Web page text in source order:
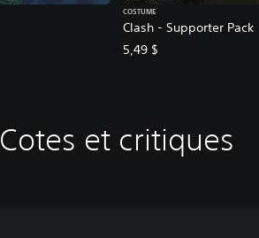
Clash - Supporter Pack
COSTUME
5,49 $
Cotes et critiques